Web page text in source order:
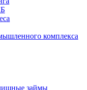
комплекса
займы